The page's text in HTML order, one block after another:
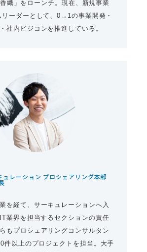
織」をローンチ。現在、新規事業
リーダーとして、0→1の事業開発・
社内ビジコンを推進している。
ュレーション プロシェアリング本部
を経て、サーキュレーションへ入
業界を担当するセクションの責任
もプロシェアリングコンサルタン
件以上のプロジェクトを担当。大手